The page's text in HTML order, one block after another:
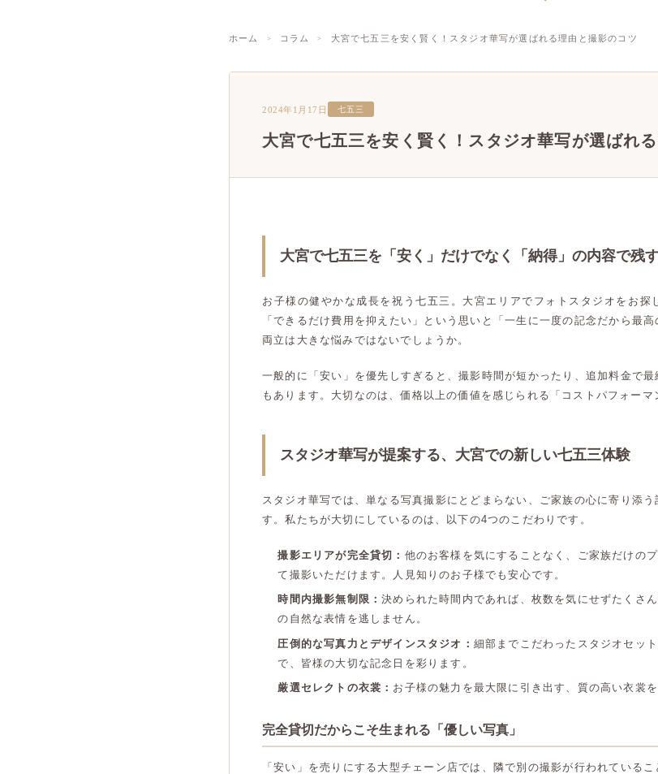
ホーム コラム 大宮で七五三を安く賢く！スタジオ華写が選ばれる理由と撮影のコツ
2024年1月17日 七五三
大宮で七五三を安く賢く！スタジオ華写が選ばれ
大宮で七五三を「安く」だけでなく「納得」の内容で残
お子様の健やかな成長を祝う七五三。大宮エリアでフォトスタジオをお探
「できるだけ費用を抑えたい」という思いと「一生に一度の記念だから最
両立は大きな悩みではないでしょうか。
一般的に「安い」を優先しすぎると、撮影時間が短かったり、追加料金で
もあります。大切なのは、価格以上の価値を感じられる「コストパフォーマ
スタジオ華写が提案する、大宮での新しい七五三体験
スタジオ華写では、単なる写真撮影にとどまらない、ご家族の心に寄り添
す。私たちが大切にしているのは、以下の4つのこだわりです。
撮影エリアが完全貸切： 他のお客様を気にすることなく、ご家族だけの
て撮影いただけます。人見知りのお子様でも安心です。
時間内撮影無制限：決められた時間内であれば、枚数を気にせずたくさ
の自然な表情を逃しません。
圧倒的な写真力とデザインスタジオ： 細部までこだわったスタジオセッ
で、皆様の大切な記念日を彩ります。
厳選セレクトの衣裳： お子様の魅力を最大限に引き出す、質の高い衣裳
完全貸切だからこそ生まれる「優しい写真」
「安い」を売りにする大型チェーン店では、隣で別の撮影が行われている